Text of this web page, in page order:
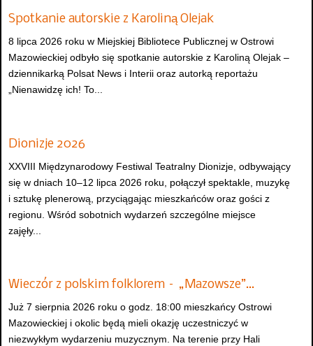
Spotkanie autorskie z Karoliną Olejak
8 lipca 2026 roku w Miejskiej Bibliotece Publicznej w Ostrowi
Mazowieckiej odbyło się spotkanie autorskie z Karoliną Olejak –
dziennikarką Polsat News i Interii oraz autorką reportażu
„Nienawidzę ich! To...
Dionizje 2026
XXVIII Międzynarodowy Festiwal Teatralny Dionizje, odbywający
się w dniach 10–12 lipca 2026 roku, połączył spektakle, muzykę
i sztukę plenerową, przyciągając mieszkańców oraz gości z
regionu. Wśród sobotnich wydarzeń szczególne miejsce
zajęły...
Wieczór z polskim folklorem – „Mazowsze”…
Już 7 sierpnia 2026 roku o godz. 18:00 mieszkańcy Ostrowi
Mazowieckiej i okolic będą mieli okazję uczestniczyć w
niezwykłym wydarzeniu muzycznym. Na terenie przy Hali